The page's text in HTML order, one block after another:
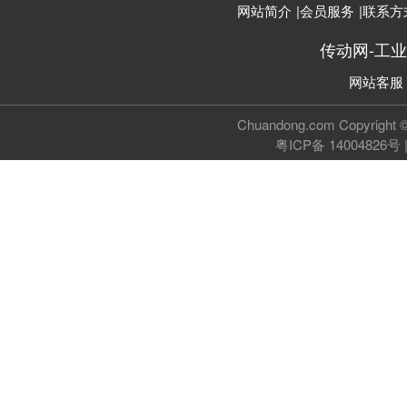
网站简介 |会员服务 |联系方
传动网-工
网站客服
Chuandong.com Copyright
粤ICP备 14004826号